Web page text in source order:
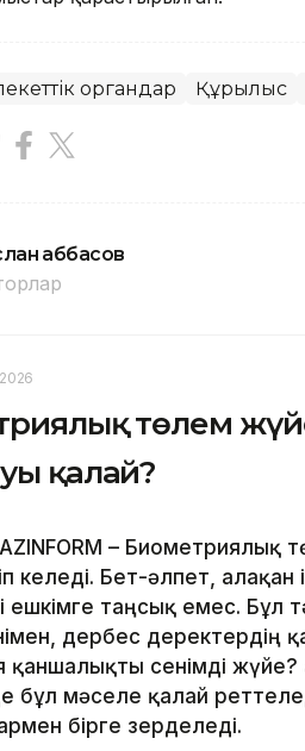
органдар Құрылыс
Ғаббасов
төлем
қалай?
– Биометриялық
келеді. Бет-әлпет,
ешкімге таңсық емес. Бұл
дербес деректердің
қаншалықты сенімді жүйе?
бұл мәселе қалай
бірге зерделеді.